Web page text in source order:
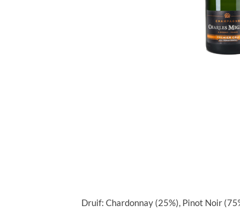
Druif: Chardonnay (25%), Pinot Noir